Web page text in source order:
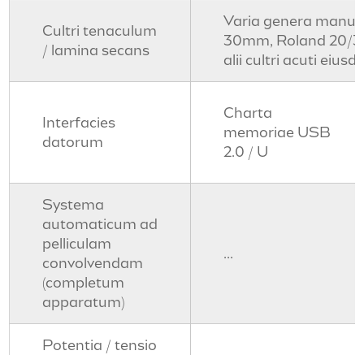
Cultri tenaculum
/ lamina secans
Varia genera
30mm, Roland 20/
alii cultri acuti
Interfacies
datorum
Charta
memoriae USB
2.0 / U
Systema
automaticum ad
pelliculam
convolvendam
(completum
apparatum)
...
Potentia / tensio